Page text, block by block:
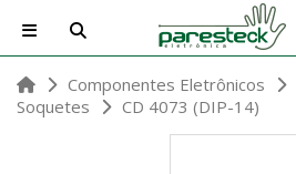
Componentes Eletrônicos
Soquetes
CD 4073 (DIP-14)